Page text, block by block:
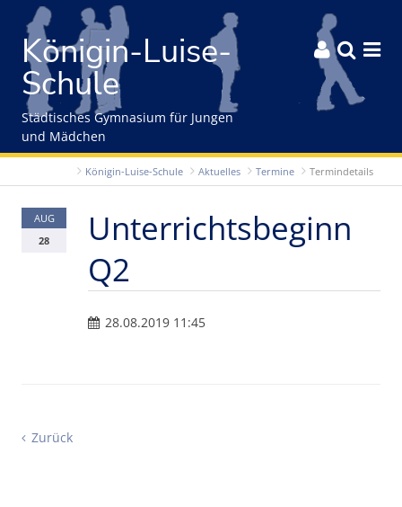
Gleich zum Inhalt der Seite springen
Königin-Luise-
Schule
  
Städtisches Gymnasium für Jungen
und Mädchen
Königin-Luise-Schule Aktuelles Termine Termindetails
AUG
28
Unterrichtsbeginn
Q2
28.08.2019 11:45
Zurück